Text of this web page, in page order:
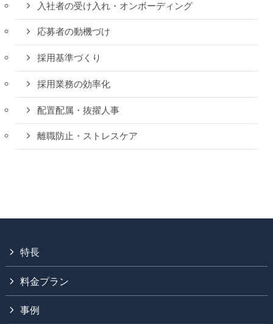
入社者の受け入れ・オンボーディング
応募者の動機づけ
採用基準づくり
採用業務の効率化
配置配属・抜擢人事
離職防止・ストレスケア
特長
料金プラン
事例